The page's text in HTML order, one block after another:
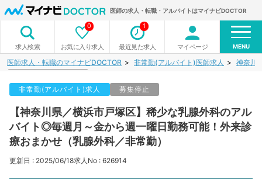
医師の求人・転職・アルバイトはマイナビDOCTOR
求人検索 お気に入り求人
0
最近見た求人
1
マイページ MENU
医師求人・転職のマイナビDOCTOR 非常勤(アルバイト)医師求人 神奈川
非常勤(アルバイト)求人 募集停止
【神奈川県／横浜市戸塚区】稀少な乳腺外科のアル
バイト◎毎週月～金から週一曜日勤務可能！外来診
療おまかせ（乳腺外科／非常勤）
更新日 : 2025/06/18求人No : 626914